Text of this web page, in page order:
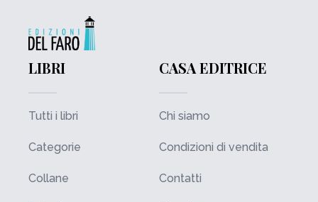
LIBRI
Tutti i libri
Categorie
Collane
CASA EDITRICE
Chi siamo
Condizioni di vendita
Contatti